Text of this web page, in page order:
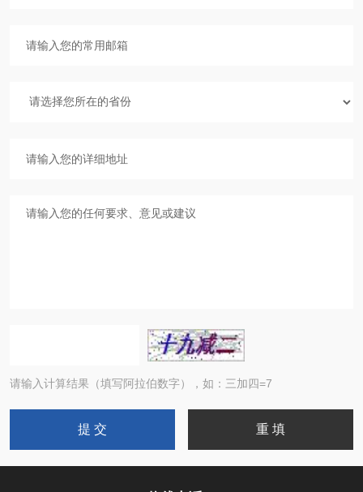
请输入计算结果（填写阿拉伯数字），如：三加四=7